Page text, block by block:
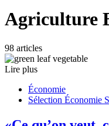
Agriculture
98 articles
Lire plus
Économie
Sélection Économie